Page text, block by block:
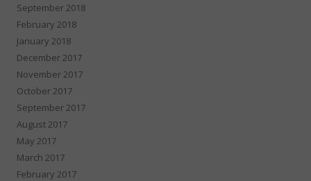
September 2018
February 2018
January 2018
December 2017
November 2017
October 2017
September 2017
August 2017
May 2017
March 2017
February 2017